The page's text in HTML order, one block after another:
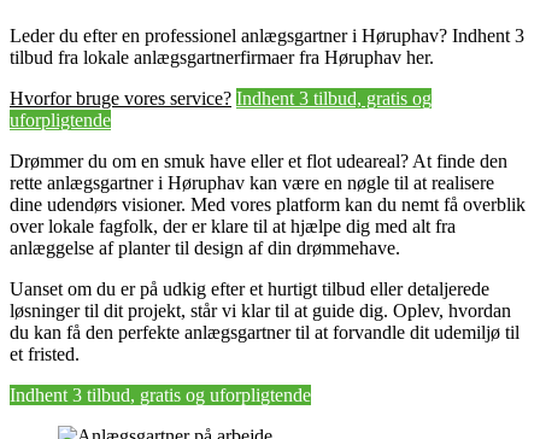
Leder du efter en professionel anlægsgartner i Høruphav? Indhent 3
tilbud fra lokale anlægsgartnerfirmaer fra Høruphav her.
Hvorfor bruge vores service? Indhent 3 tilbud, gratis og
uforpligtende
Drømmer du om en smuk have eller et flot udeareal? At finde den
rette anlægsgartner i Høruphav kan være en nøgle til at realisere
dine udendørs visioner. Med vores platform kan du nemt få overblik
over lokale fagfolk, der er klare til at hjælpe dig med alt fra
anlæggelse af planter til design af din drømmehave.
Uanset om du er på udkig efter et hurtigt tilbud eller detaljerede
løsninger til dit projekt, står vi klar til at guide dig. Oplev, hvordan
du kan få den perfekte anlægsgartner til at forvandle dit udemiljø til
et fristed.
Indhent 3 tilbud, gratis og uforpligtende